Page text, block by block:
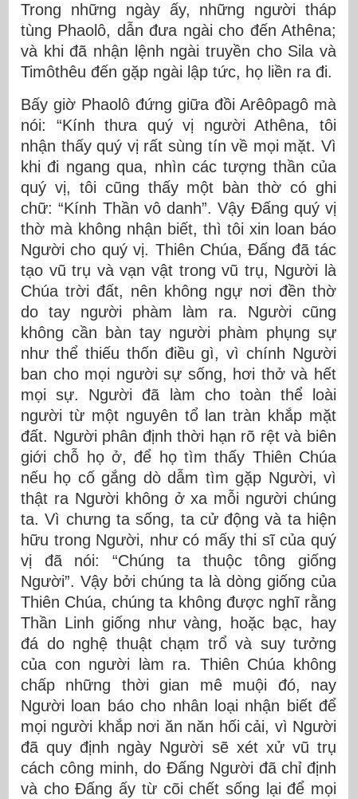
Trong những ngày ấy, những người tháp
tùng Phaolô, dẫn đưa ngài cho đến Athêna;
và khi đã nhận lệnh ngài truyền cho Sila và
Timôthêu đến gặp ngài lập tức, họ liền ra đi.
Bấy giờ Phaolô đứng giữa đồi Arêôpagô mà
nói: “Kính thưa quý vị người Athêna, tôi
nhận thấy quý vị rất sùng tín về mọi mặt. Vì
khi đi ngang qua, nhìn các tượng thần của
quý vị, tôi cũng thấy một bàn thờ có ghi
chữ: “Kính Thần vô danh”. Vậy Ðấng quý vị
thờ mà không nhận biết, thì tôi xin loan báo
Người cho quý vị. Thiên Chúa, Ðấng đã tác
tạo vũ trụ và vạn vật trong vũ trụ, Người là
Chúa trời đất, nên không ngự nơi đền thờ
do tay người phàm làm ra. Người cũng
không cần bàn tay người phàm phụng sự
như thể thiếu thốn điều gì, vì chính Người
ban cho mọi người sự sống, hơi thở và hết
mọi sự. Người đã làm cho toàn thể loài
người từ một nguyên tổ lan tràn khắp mặt
đất. Người phân định thời hạn rõ rệt và biên
giới chỗ họ ở, để họ tìm thấy Thiên Chúa
nếu họ cố gắng dò dẫm tìm gặp Người, vì
thật ra Người không ở xa mỗi người chúng
ta. Vì chưng ta sống, ta cử động và ta hiện
hữu trong Người, như có mấy thi sĩ của quý
vị đã nói: “Chúng ta thuộc tông giống
Người”. Vậy bởi chúng ta là dòng giống của
Thiên Chúa, chúng ta không được nghĩ rằng
Thần Linh giống như vàng, hoặc bạc, hay
đá do nghệ thuật chạm trổ và suy tưởng
của con người làm ra. Thiên Chúa không
chấp những thời gian mê muội đó, nay
Người loan báo cho nhân loại nhận biết để
mọi người khắp nơi ăn năn hối cải, vì Người
đã quy định ngày Người sẽ xét xử vũ trụ
cách công minh, do Ðấng Người đã chỉ định
và cho Ðấng ấy từ cõi chết sống lại để mọi